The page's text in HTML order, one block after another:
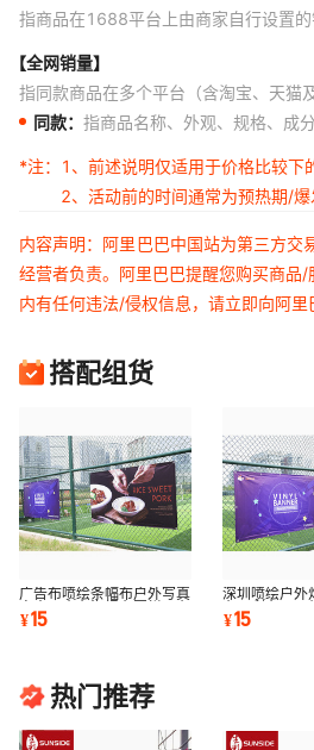
指商品在1688平台上由商家自行设置
【全网销量】
指同款商品在多个平台（含淘宝、天猫
同款： 指商品名称、外观、规格、成
*注：
1、前述说明仅适用于价格比较下
2、活动前的时间通常为预热期/
内容声明：阿里巴巴中国站为第三方
经营者负责。阿里巴巴提醒您购买商品
内有任何违法/侵权信息，请立即向阿里
搭配组货
广告布喷绘条幅布户外写真
室内写真布海报布围栏画布
软膜灯箱灯布
¥15
深圳喷绘户外
布刀刮布520
防水防晒防老化
¥15
热门推荐